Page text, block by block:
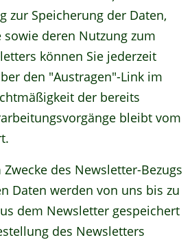
zur Speicherung der Daten,
sowie deren Nutzung zum
können Sie jederzeit
den "Austragen"-Link im
der bereits
bleibt vom
des Newsletter-Bezugs
Daten werden von uns bis zu
dem Newsletter gespeichert
des Newsletters